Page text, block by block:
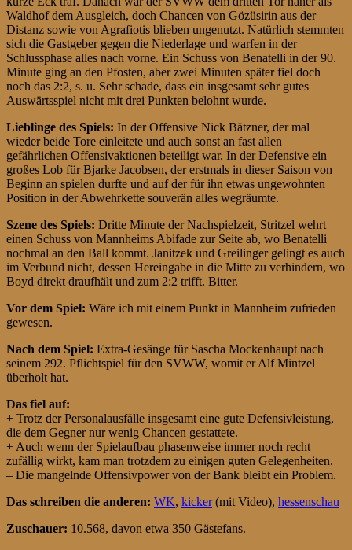
Waldhof dem Ausgleich, doch Chancen von Gözüsirin aus der
Distanz sowie von Agrafiotis blieben ungenutzt. Natürlich stemmten
sich die Gastgeber gegen die Niederlage und warfen in der
Schlussphase alles nach vorne. Ein Schuss von Benatelli in der 90.
Minute ging an den Pfosten, aber zwei Minuten später fiel doch
noch das 2:2, s. u. Sehr schade, dass ein insgesamt sehr gutes
Auswärtsspiel nicht mit drei Punkten belohnt wurde.
Lieblinge des Spiels: In der Offensive Nick Bätzner, der mal
wieder beide Tore einleitete und auch sonst an fast allen
gefährlichen Offensivaktionen beteiligt war. In der Defensive ein
großes Lob für Bjarke Jacobsen, der erstmals in dieser Saison von
Beginn an spielen durfte und auf der für ihn etwas ungewohnten
Position in der Abwehrkette souverän alles wegräumte.
Szene des Spiels: Dritte Minute der Nachspielzeit, Stritzel wehrt
einen Schuss von Mannheims Abifade zur Seite ab, wo Benatelli
nochmal an den Ball kommt. Janitzek und Greilinger gelingt es auch
im Verbund nicht, dessen Hereingabe in die Mitte zu verhindern, wo
Boyd direkt draufhält und zum 2:2 trifft. Bitter.
Vor dem Spiel: Wäre ich mit einem Punkt in Mannheim zufrieden
gewesen.
Nach dem Spiel: Extra-Gesänge für Sascha Mockenhaupt nach
seinem 292. Pflichtspiel für den SVWW, womit er Alf Mintzel
überholt hat.
Das fiel auf:
+ Trotz der Personalausfälle insgesamt eine gute Defensivleistung,
die dem Gegner nur wenig Chancen gestattete.
+ Auch wenn der Spielaufbau phasenweise immer noch recht
zufällig wirkt, kam man trotzdem zu einigen guten Gelegenheiten.
– Die mangelnde Offensivpower von der Bank bleibt ein Problem.
Das schreiben die anderen: WK, kicker(mit Video), hessenschau
Zuschauer: 10.568, davon etwa 350 Gästefans.